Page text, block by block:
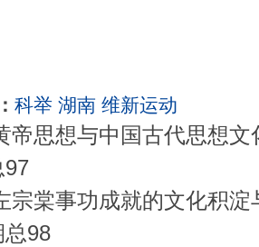
科举 湖南 维新运动
帝思想与中国古代思想
97
宗棠事功成就的文化积
总98